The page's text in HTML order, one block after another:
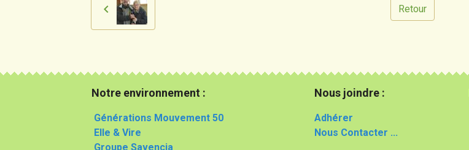
Retour
Notre environnement :
Générations Mouvement 50
Elle & Vire
Groupe Savencia
Nous joindre :
Adhérer
Nous Contacter ...